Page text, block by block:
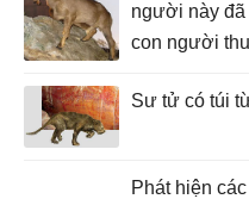
người này
con người
Sư tử có túi
Phát hiện